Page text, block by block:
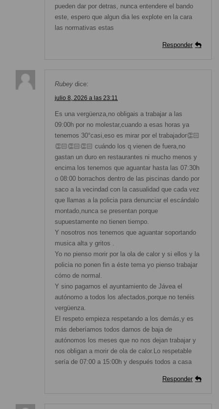
pueden dar por detras, nunca entendere el bando
este, espero que algun dia les explote en la cara
las normativas estas
Responder
Rubey dice:
julio 8, 2026 a las 23:11
Es una vergüenza,no obligais a trabajar a las
09:00h por no molestar,cuando a esas horas ya
tenemos 30°casi,eso es mirar por el trabajador👏🏻
👏🏻👏🏻👏🏻 cuándo los q vienen de fuera,no
gastan un duro en restaurantes ni mucho menos y
encima los tenemos que aguantar hasta las 07:30h
o 08:00 borrachos dentro de las piscinas dando por
saco a la vecindad con la casualidad que cada vez
que llamas a la policia para denunciar el escándalo
montado,nunca se presentan porque
supuestamente no tienen tiempo.
Y nosotros nos tenemos que aguantar soportando
musica alta y gritos .
Yo no pienso morir por la ola de calor y si ellos y la
policia no ponen fin a éste tema yo pienso trabajar
cómo de normal.
Y sino pagarnos el ayuntamiento de Jávea el
autónomo a todos los afectados,porque no tenéis
vergüenza.
El respeto empieza respetando a los demás,y es
más deberíamos todos darnos de baja de
autónomos los meses que no nos dejan trabajar y
nos obligan a morir de ola de calor.Lo respetable
sería de 07:00 a 15:00h y después todos a casa
Responder